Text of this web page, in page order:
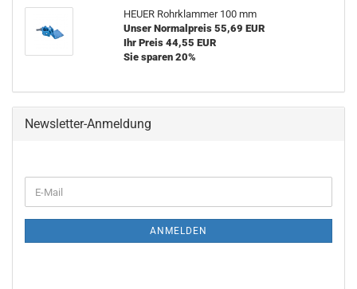
HEUER Rohrklammer 100 mm
Unser Normalpreis 55,69 EUR
Ihr Preis 44,55 EUR
Sie sparen 20%
Newsletter-Anmeldung
ZUR
E-
Mail
ANMELDEN